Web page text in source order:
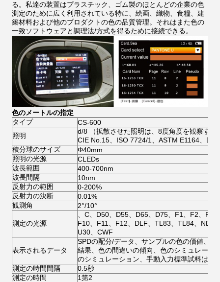
る。私達の装置はプラスチック、ゴム製のほとんどの企業の色
測定のために広く利用されている特に、絵画、織物、食糧、建
築材料および他のプロダクトの色の品質管理。それはまた色の
一致ソフトウェアと調理法/方式を得るために接続できる。
色のメートルの指定
タイプ
CS-600
照明
d/8 （拡散させた照明は、8度角度を観察す
CIE No.15、ISO 7724/1、ASTM E1164、
積分球のサイズ
Φ40mm
照明の光源
CLEDs
波長範囲
400-700nm
波長間隔
10nm
反射力の範囲
0-200%
反射力の決断
0.01%
観測角
2°/10°
測定の光源
、C、D50、D55、D65、D75、F1、F2、F3
F10、F11、F12、DLF、TL83、TL84、NBF
U30、CWF
表示されるデータ
SPDの配分/データ、サンプルの色の価値、
結果、色の間違いの傾向、色のシミュレーシ
のシミュレーション、手動入力標準試料は、
測定の時間間隔
0.5秒
測定の時間
1第2